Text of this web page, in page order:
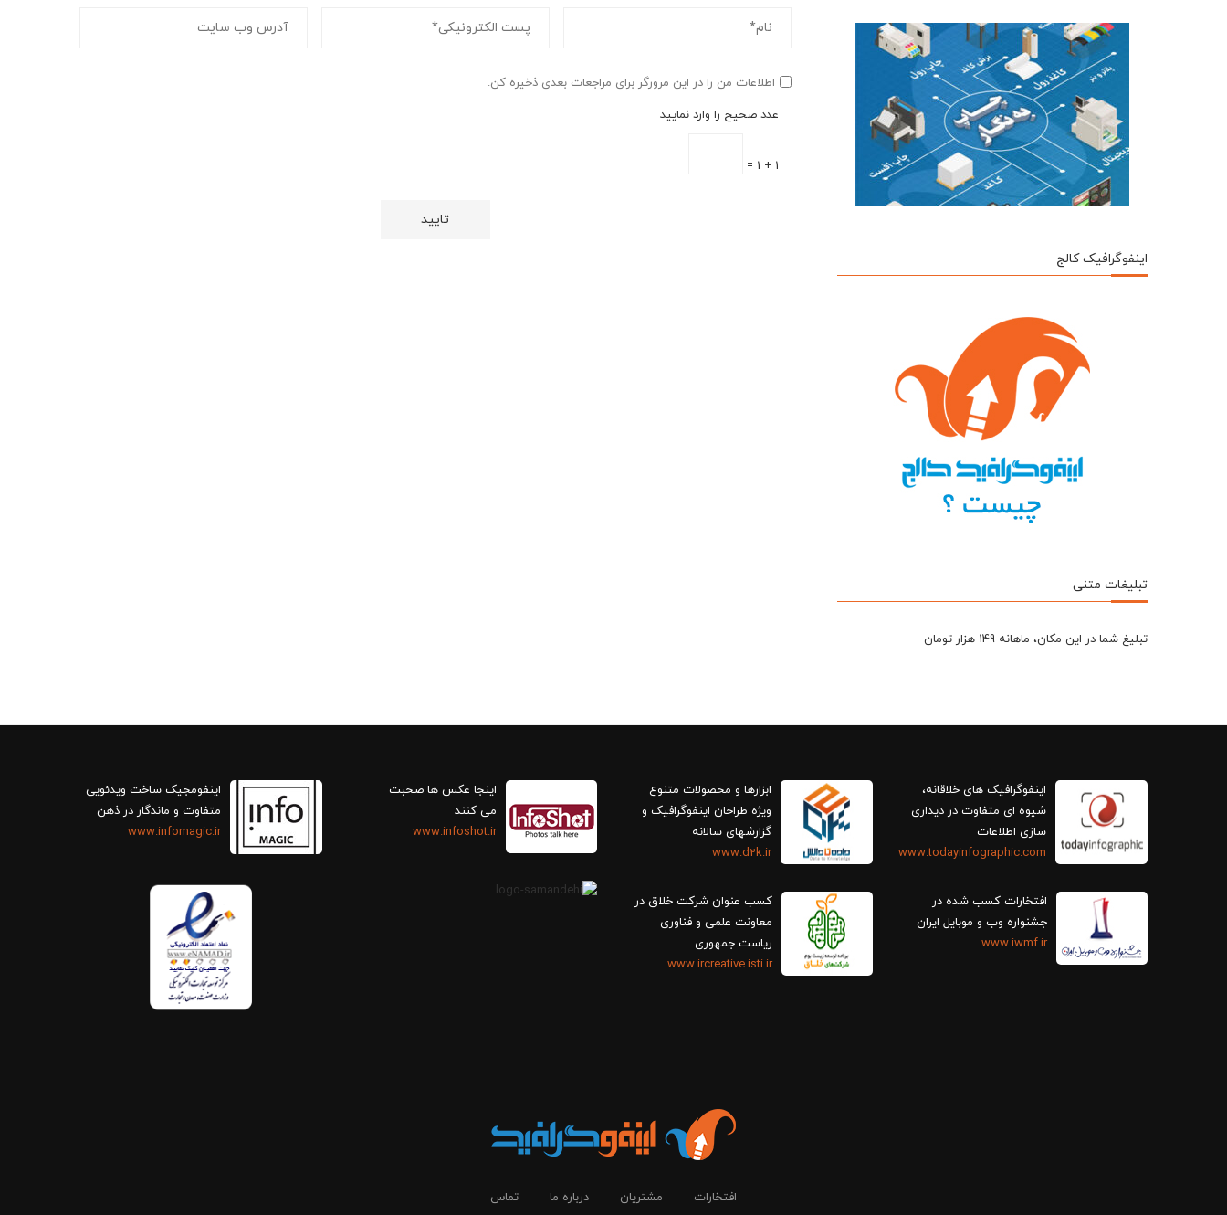
اطلاعات من را در این مرورگر برای مراجعات بعدی ذخیره کن.
عدد صحیح را وارد نمایید
1 + 1 =
اینفوگرافیک کالج
تبلیغات متنی
تبلیغ شما در این مکان، ماهانه 149 هزار تومان
اینفوگرافیک های خلاقانه،
سازی اطلاعات
www.todayinfographic.com
افتخارات کسب شده در
جشنواره وب و موبایل ایران
www.iwmf.ir
ابزارها و محصولات متنوع
ویژه طراحان اینفوگرافیک و
گزارش‎های سالانه
www.d2k.ir
کسب عنوان شرکت خلاق در
معاونت علمی و فناوری
ریاست جمهوری
www.ircreative.isti.ir
اینجا عکس ها صحبت
می کنند
www.infoshot.ir
اینفومجیک ساخت ویدئویی
متفاوت و ماندگار در ذهن
www.infomagic.ir
افتخارات مشتریان درباره ما تماس